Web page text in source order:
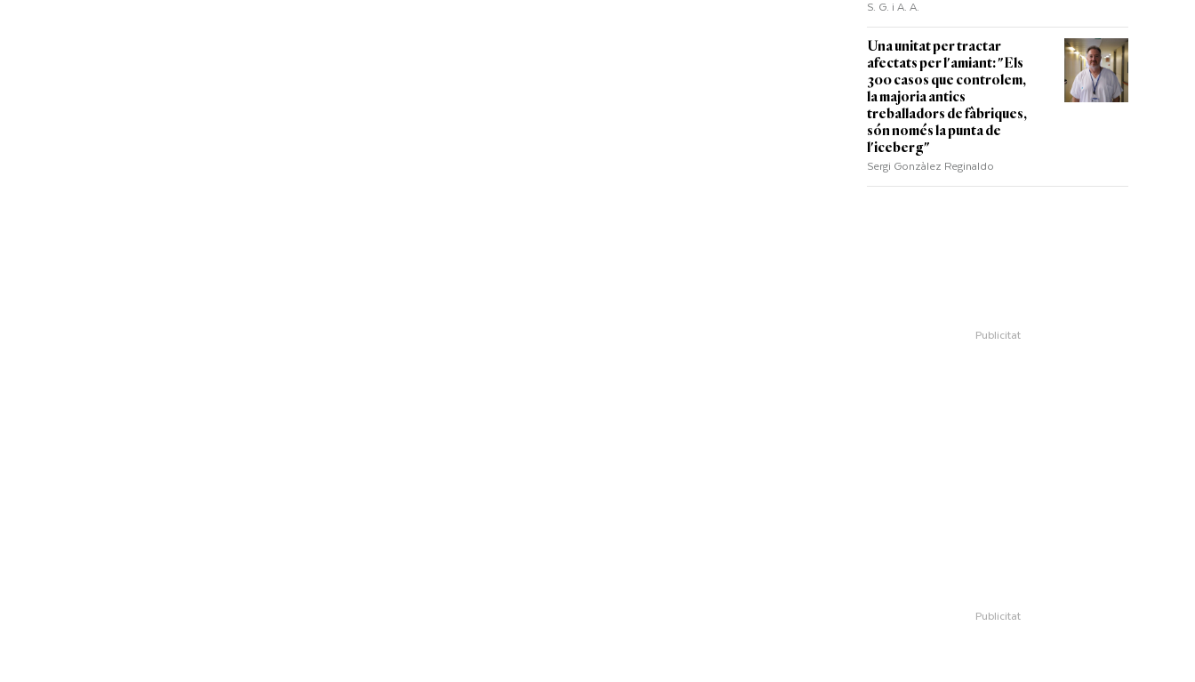
S. G. i A. A.
Una unitat per tractar
afectats per l'amiant: "Els
300 casos que controlem,
la majoria antics
treballadors de fàbriques,
són només la punta de
l'iceberg"
Sergi Gonzàlez Reginaldo